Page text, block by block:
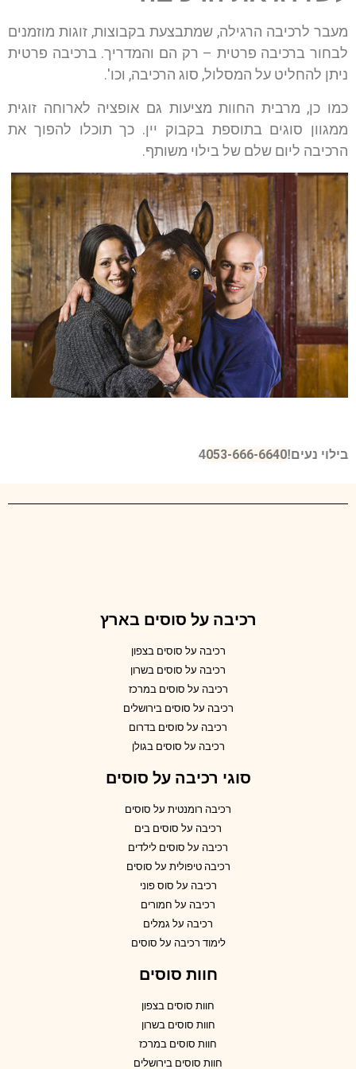
מעבר לרכיבה הרגילה, שמתבצעת בקבוצות, זוגות מוזמנים
לבחור ברכיבה פרטית – רק הם והמדריך. ברכיבה פרטית
ניתן להחליט על המסלול, סוג הרכיבה, וכו'.
כמו כן, מרבית החוות מציעות גם אופציה לארוחה זוגית
ממגוון סוגים בתוספת בקבוק יין. כך תוכלו להפוך את
הרכיבה ליום שלם של בילוי משותף.
בילוי נעים!4053-666-6640
רכיבה על סוסים בארץ
רכיבה על סוסים בצפון
רכיבה על סוסים בשרון
רכיבה על סוסים במרכז
רכיבה על סוסים בירושלים
רכיבה על סוסים בדרום
רכיבה על סוסים בגולן
סוגי רכיבה על סוסים
רכיבה רומנטית על סוסים
רכיבה על סוסים בים
רכיבה על סוסים לילדים
רכיבה טיפולית על סוסים
רכיבה על סוס פוני
רכיבה על חמורים
רכיבה על גמלים
לימוד רכיבה על סוסים
חוות סוסים
חוות סוסים בצפון
חוות סוסים בשרון
חוות סוסים במרכז
חוות סוסים בירושלים